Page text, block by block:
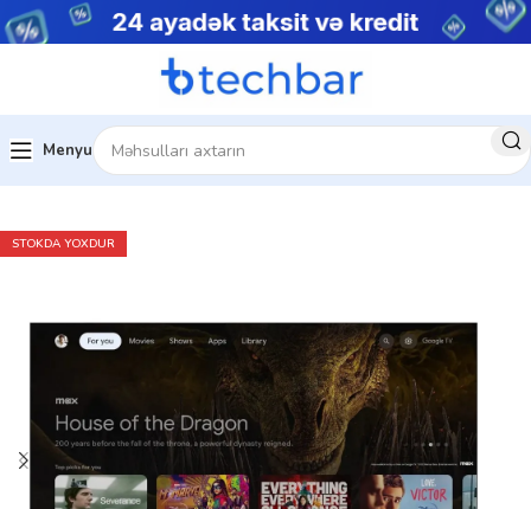
Menyu
Ev Ev üçün texnologiya Televizorlar
STOKDA YOXDUR